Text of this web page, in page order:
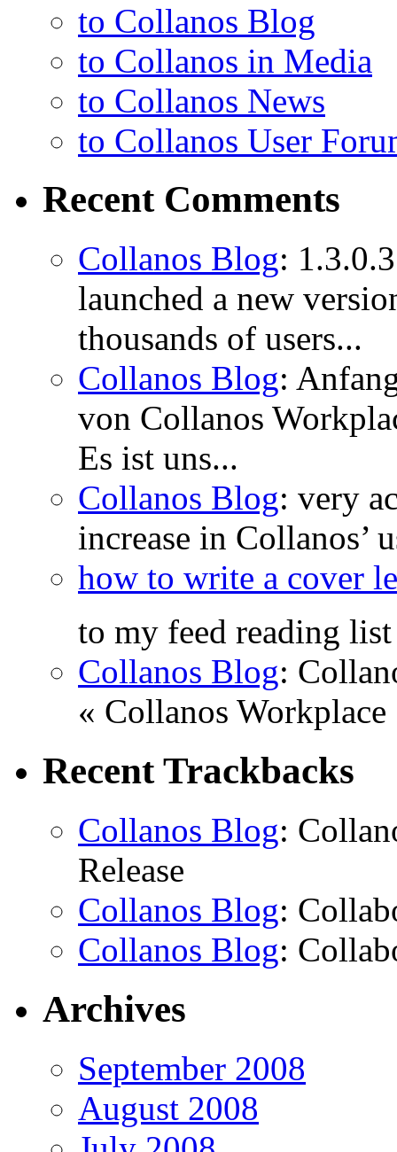
to Collanos Blog
to Collanos in Media
to Collanos News
to Collanos User
Recent Comments
Collanos Blog:
launched a new
thousands of users...
Collanos Blog:
von Collanos
Es ist uns...
Collanos Blog: very
increase in Collanos’
how to write a cover
to my feed reading
Collanos Blog:
« Collanos Workplace
Recent Trackbacks
Collanos Blog:
Release
Collanos Blog:
Collanos Blog:
Archives
September 2008
August 2008